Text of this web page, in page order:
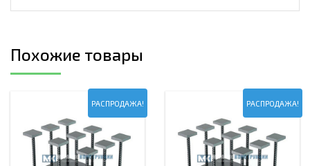
Похожие товары
РАСПРОДАЖА! РАСПРОДАЖА!